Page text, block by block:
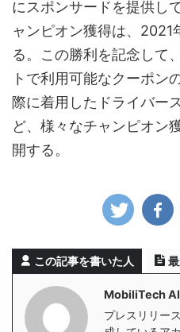
にスポンサードを提供し
ャンピオン獲得は、2021
る。この勝利を記念して
トで利用可能なクーポン
際に着用したドライバー
ど、様々なチャンピオン
開する。
この記事を書いた人
MobiliTech AI
プレスリリー